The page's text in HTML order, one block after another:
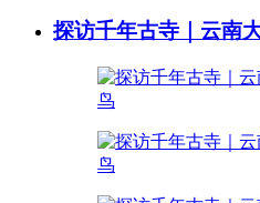
探访千年古寺｜云南